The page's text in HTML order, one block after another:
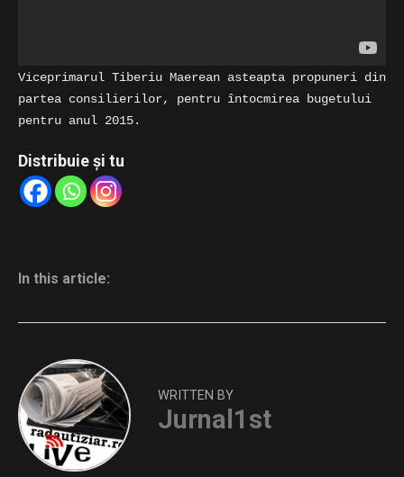
Viceprimarul Tiberiu Maerean asteapta propuneri din
partea consilierilor, pentru întocmirea bugetului
pentru anul 2015.
Distribuie și tu
In this article:
WRITTEN BY
Jurnal1st